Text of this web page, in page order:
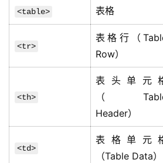
<table> 表格
<tr>
表格行（
Row）
<th>
表头单元
（
Header）
<td>
表格单元
（Table Data）